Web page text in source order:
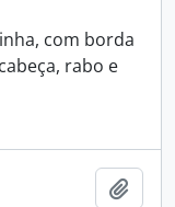
com borda
rabo e